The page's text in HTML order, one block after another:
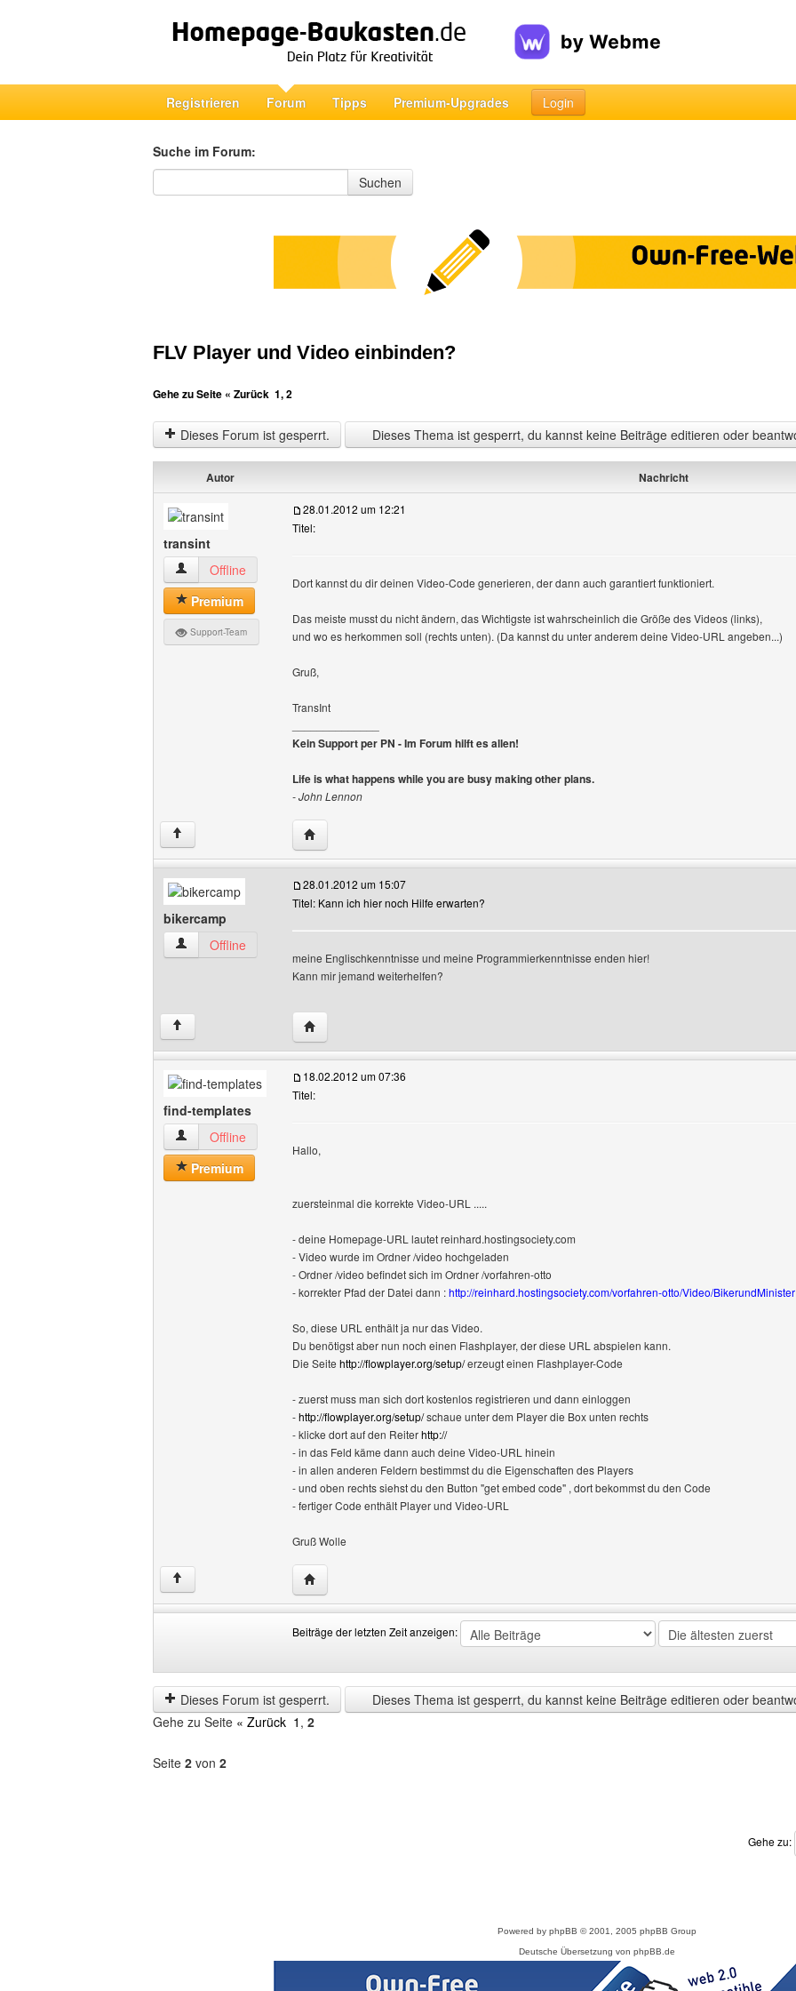
Registrieren Forum Tipps Premium-Upgrades Login
Suche im Forum:
Suche im Forum
Suchen
FLV Player und Video einbinden?
Gehe zu Seite « Zurück 1,2
Dieses Forum ist gesperrt. Dieses Thema ist gesperrt, du kannst keine Beiträge editieren oder
Autor Nachricht
transint
transint Benutzer-Profile anzeigen
Offline
Premium
Support-Team
28.01.2012 um 12:21
Titel:
Dort kannst du dir deinen Video-Code generieren, der dann auch garantiert funktioniert.
Das meiste musst du nicht ändern, das Wichtigste ist wahrscheinlich die Größe des Videos (links),
und wo es herkommen soll (rechts unten). (Da kannst du unter anderem deine Video-URL angeben...)
Gruß,
TransInt
Kein Support per PN - Im Forum hilft es allen!
Life is what happens while you are busy making other plans.
- John Lennon
↑ Website dieses Benutzers besuchen: transint
bikercamp
bikercamp Benutzer-Profile anzeigen
Offline
28.01.2012 um 15:07
Titel: Kann ich hier noch Hilfe erwarten?
meine Englischkenntnisse und meine Programmierkenntnisse enden hier!
Kann mir jemand weiterhelfen?
↑ Website dieses Benutzers besuchen: bikercamp
find-templates
find-templates Benutzer-Profile anzeigen
Offline
Premium
18.02.2012 um 07:36
Titel:
Hallo,
zuersteinmal die korrekte Video-URL .....
- deine Homepage-URL lautet reinhard.hostingsociety.com
- Video wurde im Ordner /video hochgeladen
- Ordner /video befindet sich im Ordner /vorfahren-otto
- korrekter Pfad der Datei dann :http://reinhard.hostingsociety.com/vorfahren-otto/Video/
So, diese URL enthält ja nur das Video.
Du benötigst aber nun noch einen Flashplayer, der diese URL abspielen kann.
Die Seite http://flowplayer.org/setup/erzeugt einen Flashplayer-Code
- zuerst muss man sich dort kostenlos registrieren und dann einloggen
-http://flowplayer.org/setup/schaue unter dem Player die Box unten rechts
- klicke dort auf den Reiterhttp://
- in das Feld käme dann auch deine Video-URL hinein
- in allen anderen Feldern bestimmst du die Eigenschaften des Players
- und oben rechts siehst du den Button "get embed code" , dort bekommst du den Code
- fertiger Code enthält Player und Video-URL
Gruß Wolle
↑ Website dieses Benutzers besuchen: find-templates
Beiträge der letzten Zeit anzeigen:
der
letzten
Zeit
anzeigen
by
Dieses Forum ist gesperrt.
Dieses Thema ist gesperrt, du kannst keine Beiträge editieren oder
Gehe zu Seite « Zurück 1 , 2
Seite 2 von 2
Gehe zu:
Powered by phpBB © 2001, 2005 phpBB Group
Deutsche Übersetzung von phpBB.de